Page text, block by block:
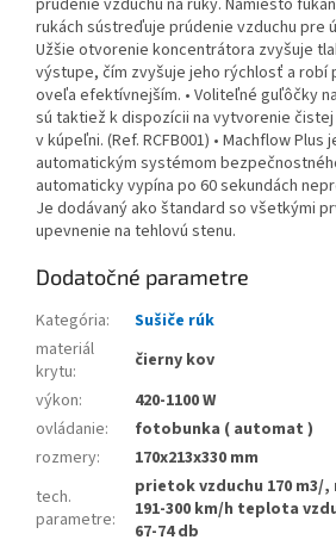
prúdenie vzduchu na ruky. Namiesto
rukách sústreďuje prúdenie vzduchu pre
Užšie otvorenie koncentrátora zvyšuje
výstupe, čím zvyšuje jeho rýchlosť a robí
oveľa efektívnejším. • Voliteľné guľôčky
sú taktiež k dispozícii na vytvorenie
v kúpeľni. (Ref. RCFB001) • Machflow Plus
automatickým systémom
automaticky vypína po 60 sekundách
Je dodávaný ako štandard so všetkými
upevnenie na tehlovú stenu.
Dodatočné parametre
Kategória:
Sušiče rúk
materiál
krytu:
čierny kov
výkon:
420-1100 W
ovládanie:
fotobunka ( automat )
rozmery:
170x213x330 mm
tech.
parametre:
prietok vzduchu 170 m3/
191-300 km/h teplota
67-74 db